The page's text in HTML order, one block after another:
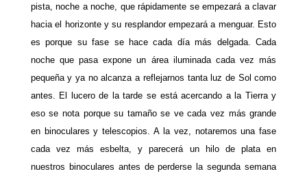
pista, noche a noche, que rápidamente se empezará a clavar
hacia el horizonte y su resplandor empezará a menguar. Esto
es porque su fase se hace cada día más delgada. Cada
noche que pasa expone un área iluminada cada vez más
pequeña y ya no alcanza a reflejarnos tanta luz de Sol como
antes. El lucero de la tarde se está acercando a la Tierra y
eso se nota porque su tamaño se ve cada vez más grande
en binoculares y telescopios. A la vez, notaremos una fase
cada vez más esbelta, y parecerá un hilo de plata en
nuestros binoculares antes de perderse la segunda semana